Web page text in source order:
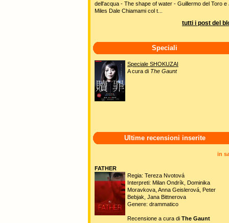
dell'acqua - The shape of water - Guillermo del Toro e
Miles Dale Chiamami col t...
tutti i post del
Speciali
Speciale SHOKUZAI
A cura di The Gaunt
Ultime recensioni inserite
in
FATHER
Regia: Tereza Nvotová
Interpreti: Milan Ondrík, Dominika
Moravkova, Anna Geislerová, Peter
Bebjak, Jana Bittnerova
Genere: drammatico
Recensione a cura di The Gaunt